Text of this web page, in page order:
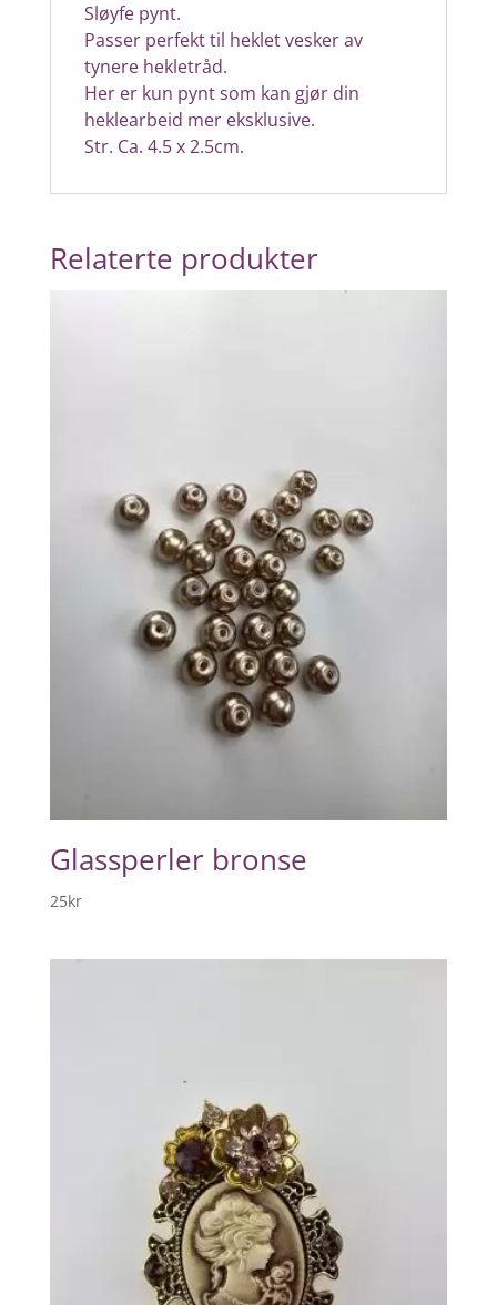
Sløyfe pynt.
Passer perfekt til heklet vesker av
tynere hekletråd.
Her er kun pynt som kan gjør din
heklearbeid mer eksklusive.
Str. Ca. 4.5 x 2.5cm.
Relaterte produkter
Glassperler bronse
25kr